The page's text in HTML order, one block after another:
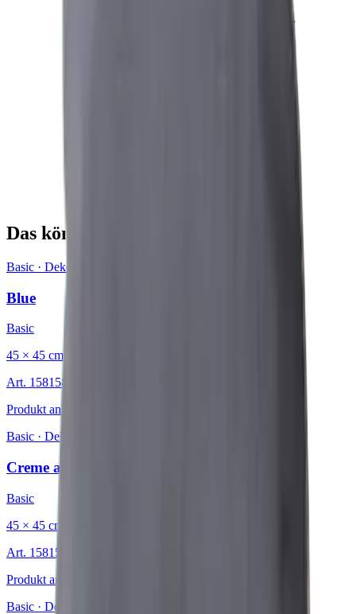
Das könnte Sie auch interessieren
Basic · Dekokissen
Blue
Basic
45 × 45 cm
Art. 15815826
Produkt ansehen
Basic · Dekokissen
Creme au Lait
Basic
45 × 45 cm
Art. 15815809
Produkt ansehen
Basic · Dekokissen